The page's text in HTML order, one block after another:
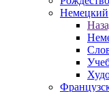
Немецкий